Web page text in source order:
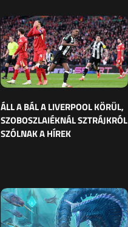
ÁLL A BÁL A LIVERPOOL KÖRÜL,
SZOBOSZLAIÉKNÁL SZTRÁJKRÓL
SZÓLNAK A HÍREK